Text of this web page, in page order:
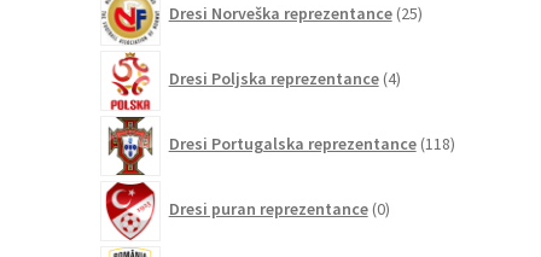
Dresi Norveška reprezentance 25izdelkov
Dresi Poljska reprezentance 4izdelki
Dresi Portugalska reprezentance 118izdelkov
Dresi puran reprezentance 0izdelkov